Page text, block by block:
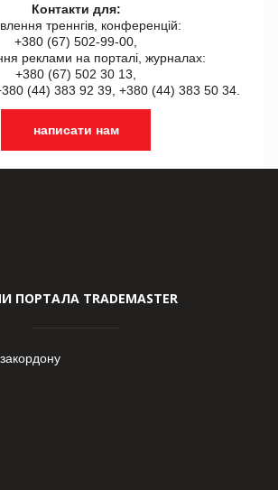
Контакти для:
треннгів, конференцій:
+380 (67) 502-99-00,
реклами на порталі, журналах:
+380 (67) 502 30 13,
(44) 383 92 39, +380 (44) 383 50 34.
написати нам
ПОРТАЛА TRADEMASTER